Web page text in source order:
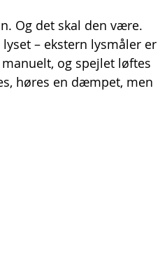
Og det skal den være.
– ekstern lysmåler er
og spejlet løftes
høres en dæmpet, men